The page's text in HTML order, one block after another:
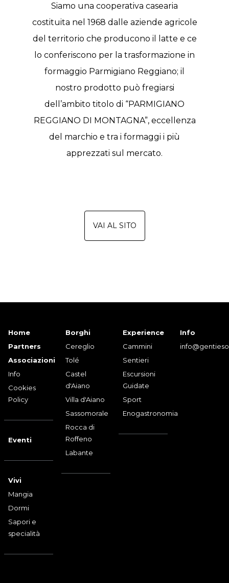
Siamo una cooperativa casearia
costituita nel 1968 dalle aziende agricole
del territorio che producono il latte e ce
lo conferiscono per la trasformazione in
formaggio Parmigiano Reggiano; il
nostro prodotto può fregiarsi
dell’ambito titolo di “PARMIGIANO
REGGIANO DI MONTAGNA”, eccellenza
del marchio e tra i formaggi i più
apprezzati sul mercato.
VAI AL SITO
Home
Partners
Associazioni
Info
Cookies
Policy
Eventi
Vivi
Mangia
Dormi
Sapori e
specialità
Borghi
Cereglio
Tolé
Castel
d'Aiano
Villa d'Aiano
Sassomorale
Rocca di
Roffeno
Labante
Experience
Cammini
Sentieri
Escursioni
Guidate
Sport
Enogastronomia
Info